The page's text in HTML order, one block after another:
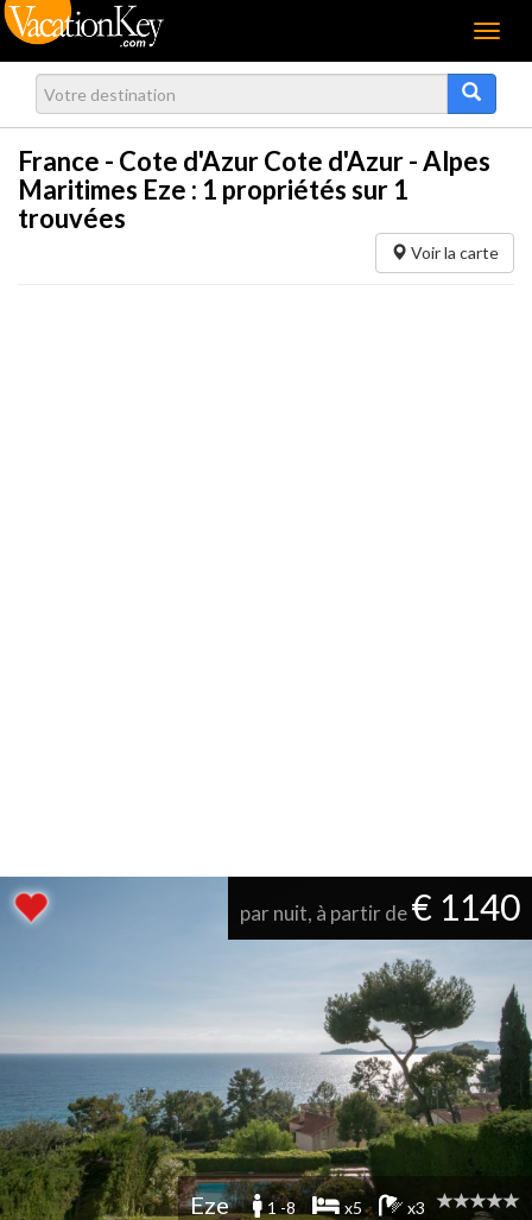
Menu
France - Cote d'Azur Cote d'Azur - Alpes
Maritimes Eze : 1 propriétés sur 1
trouvées
Voir la carte
par nuit, à partir de€ 1140
Eze 1 -8 x5 x3